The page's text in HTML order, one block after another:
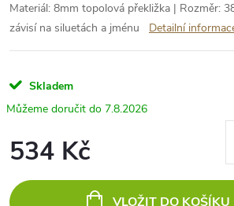
Materiál: 8mm topolová překližka | Rozměr:
závisí na siluetách a jménu
Detailní
Skladem
7.8.2026
534 Kč
cena:
VLOŽIT DO KOŠÍKU